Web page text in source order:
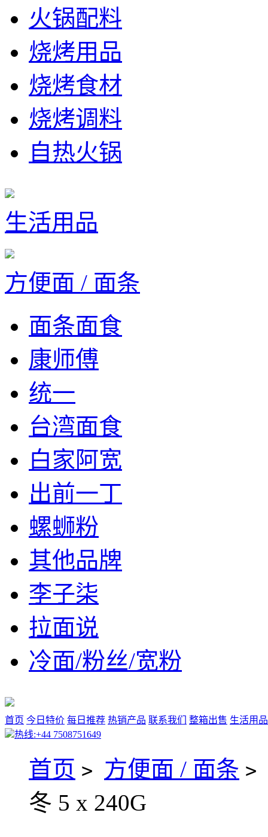
火锅配料
烧烤用品
烧烤食材
烧烤调料
自热火锅
生活用品
方便面 / 面条
面条面食
康师傅
统一
台湾面食
白家阿宽
出前一丁
螺蛳粉
其他品牌
李子柒
拉面说
冷面/粉丝/宽粉
首页 今日特价 每日推荐 热销产品 联系我们 整箱出售 生活用品
热线:+44 7508751649
首页 > 方便面 / 面条 >
冬 5 x 240G